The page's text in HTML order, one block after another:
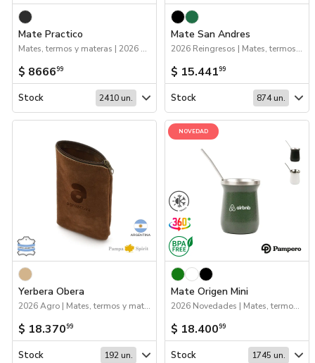
Mate Practico
Mates, termos y materas | 2026 Reingresos
$ 866699
Stock 2410 un.
Mate San Andres
2026 Reingresos | Mates, termos y materas
$ 15.44199
Stock 874 un.
Yerbera Obera
2026 Agro | Mates, termos y materas
$ 18.37099
Stock 192 un.
NOVEDAD
Mate Origen Mini
2026 Novedades | Mates, termos y materas
$ 18.40099
Stock 1745 un.